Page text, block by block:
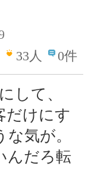
33人 0件
して、
だけにす
気が。
んだろ転